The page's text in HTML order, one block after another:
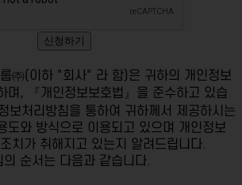
신청하기
㈜(이하 "회사" 라 함)은 귀하의 개인정보
며, 『개인정보보호법』을 준수하고 있습
보처리방침을 통하여 귀하께서 제공하시는
도와 방식으로 이용되고 있으며 개인정보
치가 취해지고 있는지 알려드립니다.
순서는 다음과 같습니다.